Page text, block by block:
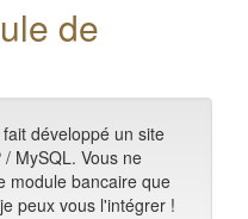
de
développé un site
MySQL. Vous ne
module bancaire que
peux vous l'intégrer !